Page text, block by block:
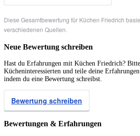
Diese Gesamtbewertung für Küchen Friedrich
verschiedenen Quellen.
Neue Bewertung schreiben
Hast du Erfahrungen mit Küchen Friedrich?
Kücheninteressierten und teile deine
indem du eine Bewertung schreibst.
Bewertung schreiben
Bewertungen & Erfahrungen